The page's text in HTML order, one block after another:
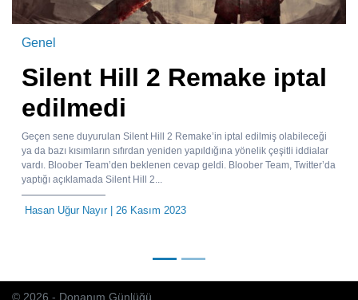
Genel
Silent Hill 2 Remake iptal
edilmedi
Geçen sene duyurulan Silent Hill 2 Remake’in iptal edilmiş olabileceği
ya da bazı kısımların sıfırdan yeniden yapıldığına yönelik çeşitli iddialar
vardı. Bloober Team’den beklenen cevap geldi. Bloober Team, Twitter’da
yaptığı açıklamada Silent Hill 2...
Hasan Uğur Nayır| 26 Kasım 2023
© 2026 - Donanım Günlüğü